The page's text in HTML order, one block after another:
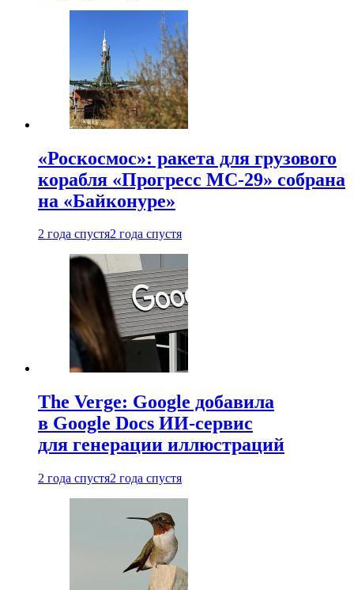
«Роскосмос»: ракета для грузового
корабля «Прогресс МС-29» собрана
на «Байконуре»
2 года спустя2 года спустя
The Verge: Google добавила
в Google Docs ИИ-сервис
для генерации иллюстраций
2 года спустя2 года спустя